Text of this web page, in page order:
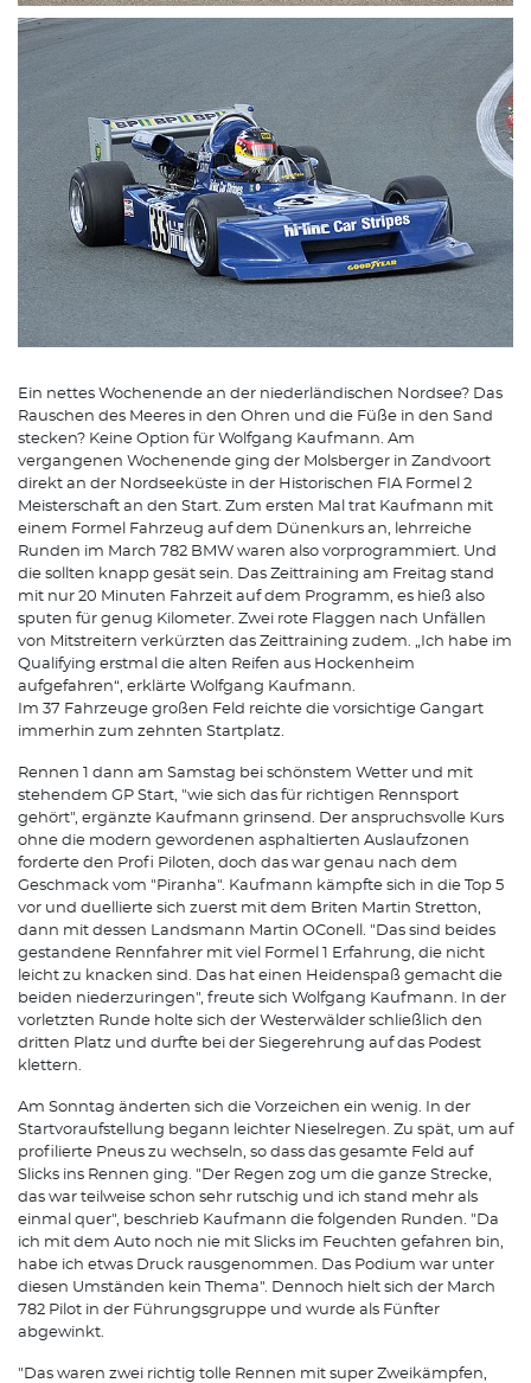
Ein nettes Wochenende an der niederländischen Nordsee? Das
Rauschen des Meeres in den Ohren und die Füße in den Sand
stecken? Keine Option für Wolfgang Kaufmann. Am
vergangenen Wochenende ging der Molsberger in Zandvoort
direkt an der Nordseeküste in der Historischen FIA Formel 2
Meisterschaft an den Start. Zum ersten Mal trat Kaufmann mit
einem Formel Fahrzeug auf dem Dünenkurs an, lehrreiche
Runden im March 782 BMW waren also vorprogrammiert. Und
die sollten knapp gesät sein. Das Zeittraining am Freitag stand
mit nur 20 Minuten Fahrzeit auf dem Programm, es hieß also
sputen für genug Kilometer. Zwei rote Flaggen nach Unfällen
von Mitstreitern verkürzten das Zeittraining zudem. „Ich habe im
Qualifying erstmal die alten Reifen aus Hockenheim
aufgefahren“, erklärte Wolfgang Kaufmann.
Im 37 Fahrzeuge großen Feld reichte die vorsichtige Gangart
immerhin zum zehnten Startplatz.
Rennen 1 dann am Samstag bei schönstem Wetter und mit
stehendem GP Start, "wie sich das für richtigen Rennsport
gehört", ergänzte Kaufmann grinsend. Der anspruchsvolle Kurs
ohne die modern gewordenen asphaltierten Auslaufzonen
forderte den Profi Piloten, doch das war genau nach dem
Geschmack vom "Piranha". Kaufmann kämpfte sich in die Top 5
vor und duellierte sich zuerst mit dem Briten Martin Stretton,
dann mit dessen Landsmann Martin O´Conell. "Das sind beides
gestandene Rennfahrer mit viel Formel 1 Erfahrung, die nicht
leicht zu knacken sind. Das hat einen Heidenspaß gemacht die
beiden niederzuringen", freute sich Wolfgang Kaufmann. In der
vorletzten Runde holte sich der Westerwälder schließlich den
dritten Platz und durfte bei der Siegerehrung auf das Podest
klettern.
Am Sonntag änderten sich die Vorzeichen ein wenig. In der
Startvoraufstellung begann leichter Nieselregen. Zu spät, um auf
profilierte Pneus zu wechseln, so dass das gesamte Feld auf
Slicks ins Rennen ging. "Der Regen zog um die ganze Strecke,
das war teilweise schon sehr rutschig und ich stand mehr als
einmal quer", beschrieb Kaufmann die folgenden Runden. "Da
ich mit dem Auto noch nie mit Slicks im Feuchten gefahren bin,
habe ich etwas Druck rausgenommen. Das Podium war unter
diesen Umständen kein Thema". Dennoch hielt sich der March
782 Pilot in der Führungsgruppe und wurde als Fünfter
abgewinkt.
"Das waren zwei richtig tolle Rennen mit super Zweikämpfen,